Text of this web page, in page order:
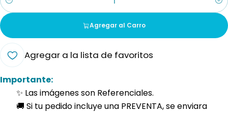
Cantidad
Agregar al Carro
Agregar a la lista de favoritos
Importante:
✨ Las imágenes son Referenciales.
🚚 Si tu pedido incluye una PREVENTA, se enviara